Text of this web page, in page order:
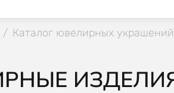
/ Каталог ювелирных украшений
ИЗДЕЛИЯ